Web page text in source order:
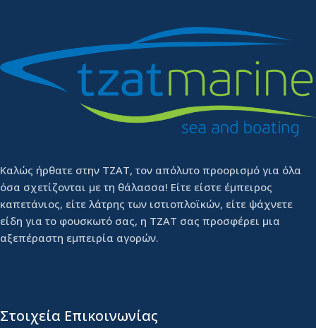
Καλώς ήρθατε στην ΤΖΑΤ, τον απόλυτο προορισμό για όλα
όσα σχετίζονται με τη θάλασσα! Είτε είστε έμπειρος
καπετάνιος, είτε λάτρης των ιστιοπλοϊκών, είτε ψάχνετε
είδη για το φουσκωτό σας, η ΤΖΑΤ σας προσφέρει μια
αξεπέραστη εμπειρία αγορών.
Στοιχεία Επικοινωνίας